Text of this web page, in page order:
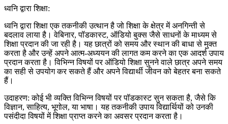
ध्वनि द्वारा शिक्षा:
ध्वनि द्वारा शिक्षा एक तकनीकी उत्थान है जो शिक्षा के क्षेत्र में अनगिन्ती से
बदलाव लाया है। वेबिनार, पॉडकास्ट, ऑडियो बुक्स जैसे साधनों के माध्यम से
शिक्षा प्रदान की जा रही है। यह छात्रों को समय और स्थान की बाधा से मुक्त
करता है और उन्हें अपने आत्म-अध्ययन की लागत कम करने का एक आदर्श उपाय
प्रदान करता है। विभिन्न विषयों पर ऑडियो शिक्षा सुनने वाले छात्र अपने समय
का सही से उपयोग कर सकते हैं और अपने विद्यार्थी जीवन को बेहतर बना सकते
हैं।
उदाहरण: कोई भी व्यक्ति विभिन्न विषयों पर पॉडकास्ट सुन सकता है, जैसे कि
विज्ञान, साहित्य, भूगोल, या भाषा। यह तकनीकी उपाय विद्यार्थियों को उनकी
पसंदीदा विषयों में शिक्षा प्राप्त करने का अवसर प्रदान करता है।